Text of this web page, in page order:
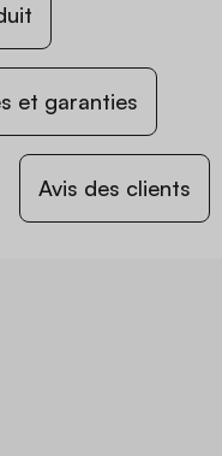
et garanties
Avis des clients